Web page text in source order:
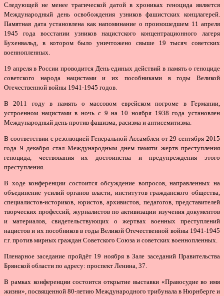
Следующей не менее трагической датой в хрониках геноцида является
Международный день освобождения узников фашистских концлагерей.
Памятная дата установлена как напоминание о произошедшем 11 апреля
1945 года восстании узников нацистского концентрационного лагеря
Бухенвальд, в котором было уничтожено свыше 19 тысяч советских
военнопленных.
19 апреля в России проводится День единых действий в память о геноциде
советского народа нацистами и их пособниками в годы Великой
Отечественной войны 1941-1945 годов.
В 2011 году в память о массовом еврейском погроме в Германии,
устроенном нацистами в ночь с 9 на 10 ноября 1938 года установлен
Международный день против фашизма, расизма и антисемитизма.
В соответствии с резолюцией Генеральной Ассамблеи от 29 сентября 2015
года 9 декабря стал Международным днем памяти жертв преступления
геноцида, чествования их достоинства и предупреждения этого
преступления.
В ходе конференции состоится обсуждение вопросов, направленных на
объединение усилий органов власти, институтов гражданского общества,
специалистов-историков, юристов, архивистов, педагогов, представителей
творческих профессий, журналистов по активизации изучения документов
и материалов, свидетельствующих о жертвах военных преступлений
нацистов и их пособников в годы Великой Отечественной войны 1941-1945
г.г. против мирных граждан Советского Союза и советских военнопленных.
Пленарное заседание пройдёт 19 ноября в Зале заседаний Правительства
Брянской области по адресу: проспект Ленина, 37.
В рамках конференции состоится открытие выставки «Правосудие во имя
жизни», посвященной 80-летию Международного трибунала в Нюрнберге и